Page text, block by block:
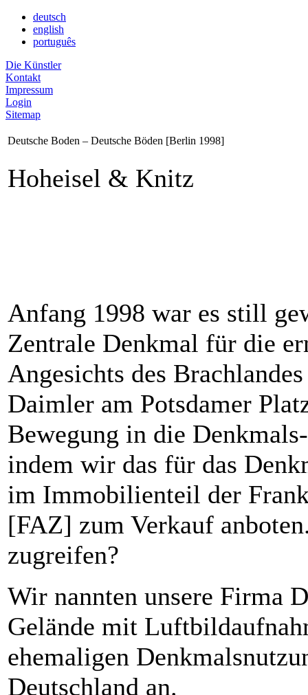
deutsch
english
português
Die Künstler
Kontakt
Impressum
Login
Sitemap
Deutsche Boden – Deutsche Böden [Berlin 1998]
Hoheisel & Knitz
Anfang 1998 war es still
Zentrale Denkmal für die
Angesichts des
Daimler am Potsdamer
Bewegung in die
indem wir das für das
im Immobilienteil der
[FAZ] zum Verkauf
zugreifen?
Wir nannten unsere Firma
Gelände mit
ehemaligen
Deutschland an.